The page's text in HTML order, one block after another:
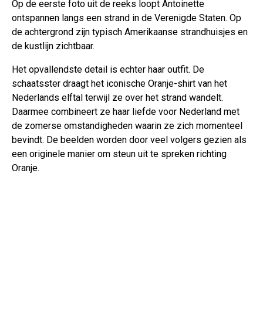
Op de eerste foto uit de reeks loopt Antoinette
ontspannen langs een strand in de Verenigde Staten. Op
de achtergrond zijn typisch Amerikaanse strandhuisjes en
de kustlijn zichtbaar.
Het opvallendste detail is echter haar outfit. De
schaatsster draagt het iconische Oranje-shirt van het
Nederlands elftal terwijl ze over het strand wandelt.
Daarmee combineert ze haar liefde voor Nederland met
de zomerse omstandigheden waarin ze zich momenteel
bevindt. De beelden worden door veel volgers gezien als
een originele manier om steun uit te spreken richting
Oranje.